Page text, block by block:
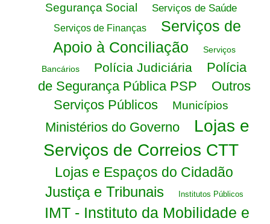
Segurança Social
Serviços de Saúde
Serviços de Finanças
Serviços de
Apoio à Conciliação
Serviços
Bancários
Polícia Judiciária
Polícia
de Segurança Pública PSP
Outros
Serviços Públicos
Municípios
Ministérios do Governo
Lojas e
Serviços de Correios CTT
Lojas e Espaços do Cidadão
Justiça e Tribunais Institutos Públicos
IMT - Instituto da Mobilidade e